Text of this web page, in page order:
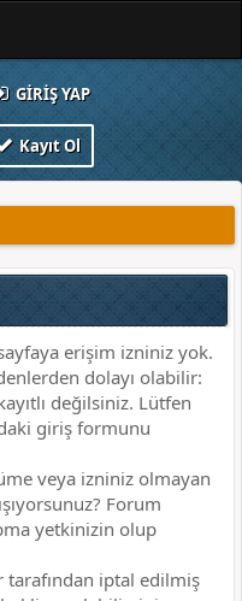
GIRIŞ YAP
Kayıt Ol
erişim izniniz yok.
dolayı olabilir:
değilsiniz. Lütfen
giriş formunu
veya izniniz olmayan
Forum
yetkinizin olup
tarafından iptal edilmiş